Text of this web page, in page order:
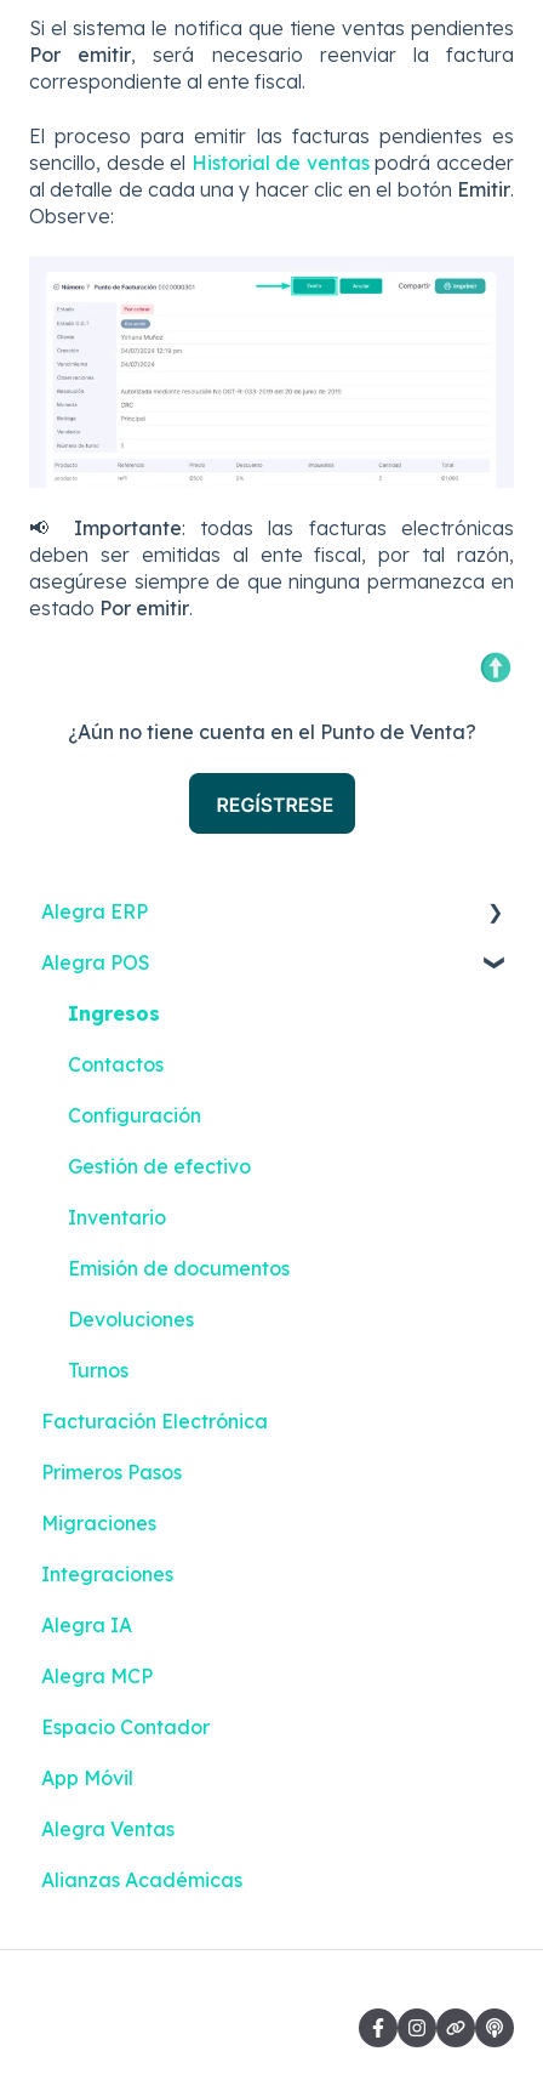
Si el sistema le notifica que tiene ventas pendientes
Por emitir, será necesario reenviar la factura
correspondiente al ente fiscal.
El proceso para emitir las facturas pendientes es
sencillo, desde el Historial de ventaspodrá acceder
al detalle de cada una y hacer clic en el botón Emitir.
Observe:
📢 Importante: todas las facturas electrónicas
deben ser emitidas al ente fiscal, por tal razón,
asegúrese siempre de que ninguna permanezca en
estado Por emitir.
¿Aún no tiene cuenta en el Punto de Venta?
Alegra ERP
Ingresos
Reportes
Gastos
Impuestos y Retenciones
Emisión de documentos
Bancos
Contactos
Contabilidad inteligente
Inventario
Configuración
Contabilidad
Alegra POS
Ingresos
Contactos
Configuración
Gestión de efectivo
Inventario
Emisión de documentos
Devoluciones
Turnos
Facturación Electrónica
Primeros Pasos
Migraciones
Integraciones
Alegra IA
Alegra MCP
Espacio Contador
App Móvil
Alegra Ventas
Alianzas Académicas